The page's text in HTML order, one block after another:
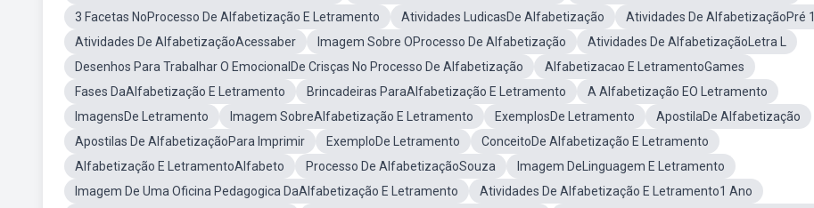
3 Facetas NoProcesso De Alfabetização E Letramento
Atividades LudicasDe Alfabetização
Atividades De AlfabetizaçãoPré 1
Atividades De AlfabetizaçãoAcessaber
Imagem Sobre OProcesso De Alfabetização
Atividades De AlfabetizaçãoLetra L
Desenhos Para Trabalhar O EmocionalDe Crisças No Processo De Alfabetização
Alfabetizacao E LetramentoGames
Fases DaAlfabetização E Letramento
Brincadeiras ParaAlfabetização E Letramento
A Alfabetização EO Letramento
ImagensDe Letramento
Imagem SobreAlfabetização E Letramento ExemplosDe Letramento
ApostilaDe Alfabetização
Apostilas De AlfabetizaçãoPara Imprimir
ExemploDe Letramento
ConceitoDe Alfabetização E Letramento
Alfabetização E LetramentoAlfabeto
Processo De AlfabetizaçãoSouza
Imagem DeLinguagem E Letramento
Imagem De Uma Oficina Pedagogica DaAlfabetização E Letramento
Atividades De Alfabetização E Letramento1 Ano